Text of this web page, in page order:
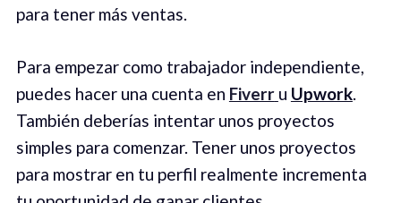
para tener más ventas.
Para empezar como trabajador independiente,
puedes hacer una cuenta en Fiverr u Upwork.
También deberías intentar unos proyectos
simples para comenzar. Tener unos proyectos
para mostrar en tu perfil realmente incrementa